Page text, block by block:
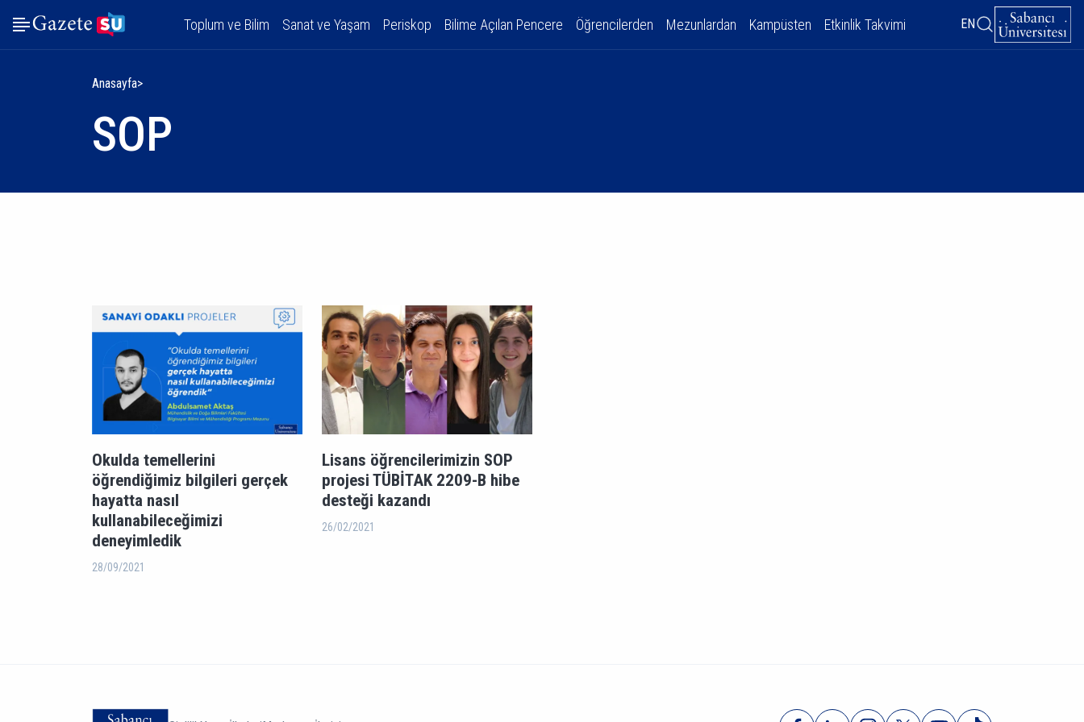
Toplum ve Bilim Sanat ve Yaşam Periskop Bilime Açılan Pencere Öğrencilerden Mezunlardan Kampüsten Etkinlik Takvimi EN
Anasayfa
SOP
Okulda temellerini
öğrendiğimiz bilgileri gerçek
hayatta nasıl
kullanabileceğimizi
deneyimledik
28/09/2021
Lisans öğrencilerimizin SOP
projesi TÜBİTAK 2209-B hibe
desteği kazandı
26/02/2021